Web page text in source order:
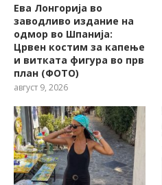
Ева Лонгорија во
заводливо издание на
одмор во Шпанија:
Црвен костим за капење
и витката фигура во прв
план (ФОТО)
август 9, 2026